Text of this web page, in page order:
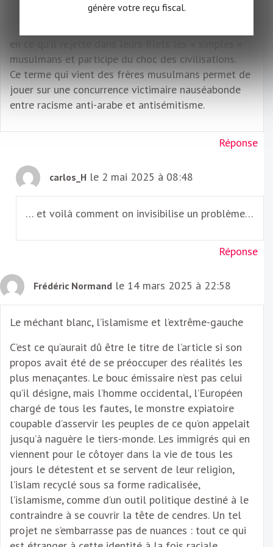
populaires mais des nids d’islamistes, il permet de
en ce qu’il rejette dans leurs filets les « simples »
musulmans et participe du choc des civilisations.
Ce terme qui vient des frères musulmans permet de
jouer sur une concurrence victimaire nauséabonde
entre racisme anti-arabe et antisémitisme.
Réponse
carlos_H le 2 mai 2025 à 08:48
… et voilà comment on invisibilise un problème…
Réponse
Frédéric Normand le 14 mars 2025 à 22:58
Le méchant blanc, l’islamisme et l’extrême-gauche
C’est ce qu’aurait dû être le titre de l’article si son
propos avait été de se préoccuper des réalités les
plus menaçantes. Le bouc émissaire n’est pas celui
qu’il désigne, mais l’homme occidental, l’Européen
chargé de tous les fautes, le monstre expiatoire
coupable d’asservir les peuples de ce qu’on appelait
jusqu’à naguère le tiers-monde. Les immigrés qui en
viennent pour le côtoyer dans la vie de tous les
jours le détestent et se servent de leur religion,
l’islam recyclé sous sa forme radicalisée,
l’islamisme, comme d’un outil politique destiné à le
contraindre à se couvrir la tête de cendres. Un tel
projet ne s’embarrasse pas de nuances : tout ce qui
génère votre reçu fiscal.